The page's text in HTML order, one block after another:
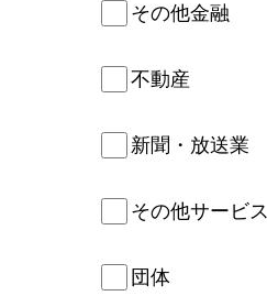
その他金融
不動産
新聞・放送業
その他サービス
団体